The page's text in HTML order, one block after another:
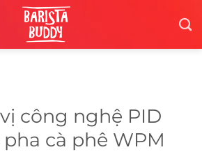
công nghệ PID
cà phê WPM